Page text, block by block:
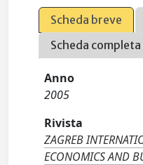
Scheda breve
Scheda completa
Anno
2005
Rivista
ZAGREB
ECONOMICS AND